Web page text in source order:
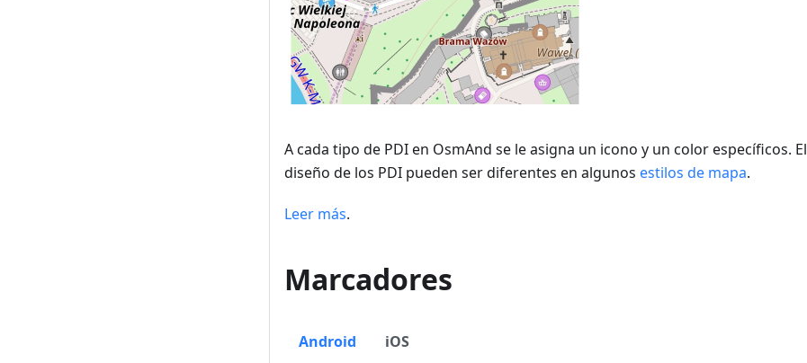
A cada tipo de PDI en OsmAnd se le asigna un icono y un color específicos. El
diseño de los PDI pueden ser diferentes en algunos estilos de mapa.
Leer más.
Marcadores
Android iOS